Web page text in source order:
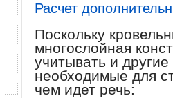
Расчет
Поскольку
многослойная
учитывать и
необходимые для
чем идет речь: